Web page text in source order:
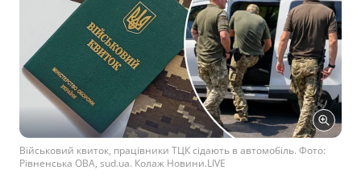
Військовий квиток, працівники ТЦК сідають в автомобіль. Фото:
Рівненська ОВА, sud.ua. Колаж Новини.LIVE